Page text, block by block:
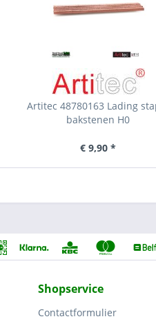
Artitec 48780163 Lading
bakstenen H0
€ 9,90 *
Shopservice
Contactformulier